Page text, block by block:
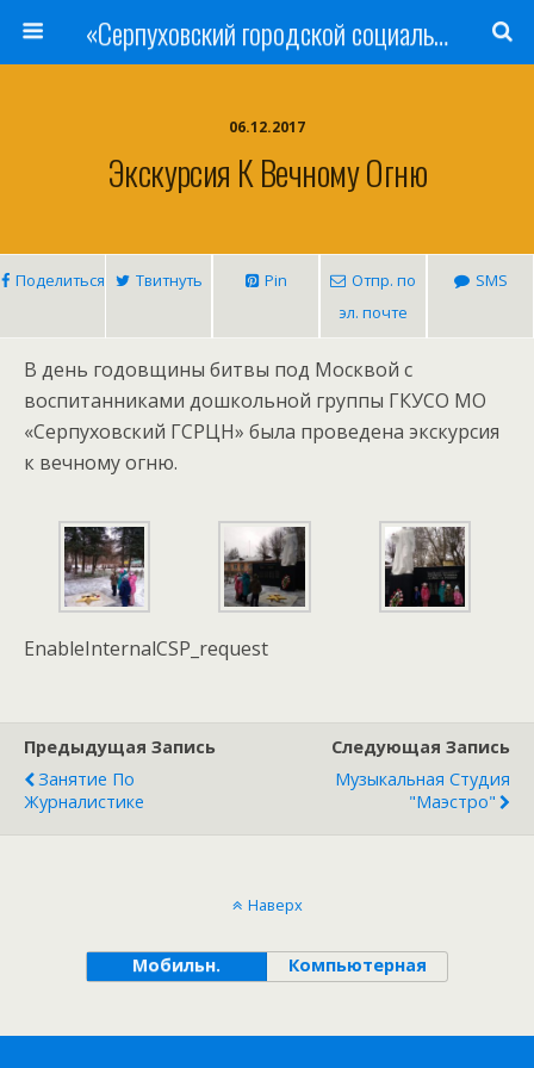
«Серпуховский городской социально-реабилитационный Центр для несовершеннолетних»
06.12.2017
Экскурсия К Вечному Огню
Поделиться Твитнуть Pin
Отпр. по
эл. почте
SMS
В день годовщины битвы под Москвой с
воспитанниками дошкольной группы ГКУСО МО
«Серпуховский ГСРЦН» была проведена экскурсия
к вечному огню.
EnableInternalCSP_request
Предыдущая Запись
Занятие По
Журналистике
Следующая Запись
Музыкальная Студия
"Маэстро"
Наверх
Мобильн. Компьютерная